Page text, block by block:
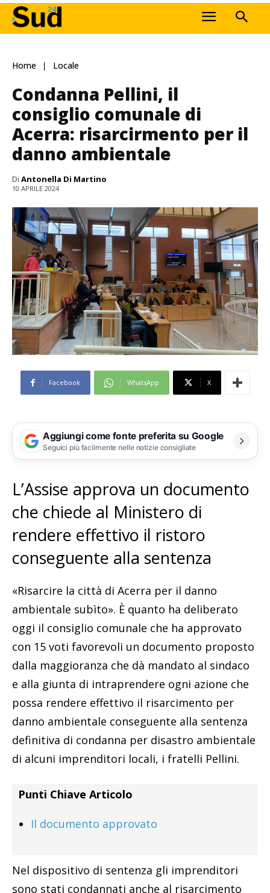
Home Locale
Condanna Pellini, il
consiglio comunale di
Acerra: risarcirmento per il
danno ambientale
Di Antonella Di Martino
10 APRILE 2024
Facebook WhatsApp X
Aggiungi come fonte preferita su Google
Seguici più facilmente nelle notizie consigliate
L’Assise approva un documento
che chiede al Ministero di
rendere effettivo il ristoro
conseguente alla sentenza
«Risarcire la città di Acerra per il danno
ambientale subìto». È quanto ha deliberato
oggi il consiglio comunale che ha approvato
con 15 voti favorevoli un documento proposto
dalla maggioranza che dà mandato al sindaco
e alla giunta di intraprendere ogni azione che
possa rendere effettivo il risarcimento per
danno ambientale conseguente alla sentenza
definitiva di condanna per disastro ambientale
di alcuni imprenditori locali, i fratelli Pellini.
Punti Chiave Articolo
Il documento approvato
Nel dispositivo di sentenza gli imprenditori
sono stati condannati anche al risarcimento